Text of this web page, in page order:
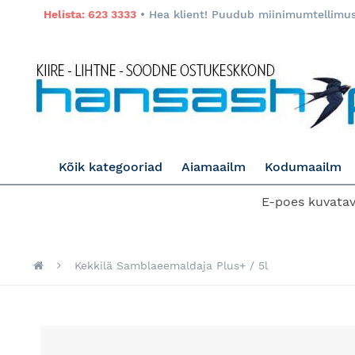
Helista: 623 3333 • Hea klient! Puudub
Kõik kategooriad Aiamaailm Kodumaailm
E-poes
Kekkilä Samblaeemaldaja Plus+ / 5l